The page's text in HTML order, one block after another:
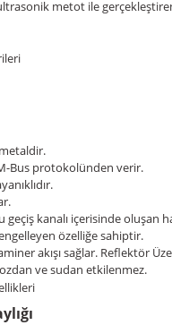
metot ile
M-Bus protokolünden verir.
geçiş kanalı içerisinde oluşan
özelliğe sahiptir.
akışı sağlar. Reflektör
ve sudan etkilenmez.